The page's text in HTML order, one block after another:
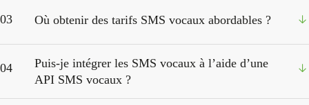
03 Où obtenir des tarifs SMS vocaux abordables ?
04
Puis-je intégrer les SMS vocaux à l’aide d’une
API SMS vocaux ?